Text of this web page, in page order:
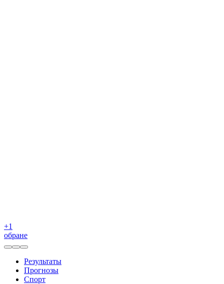
+1
обране
Результаты
Прогнозы
Спорт